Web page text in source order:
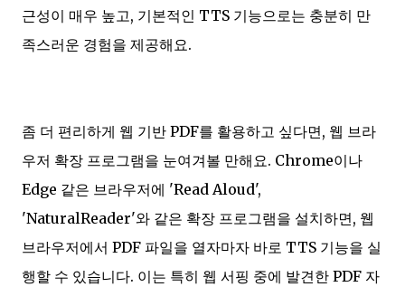
근성이 매우 높고, 기본적인 TTS 기능으로는 충분히 만
족스러운 경험을 제공해요.
좀 더 편리하게 웹 기반 PDF를 활용하고 싶다면, 웹 브라
우저 확장 프로그램을 눈여겨볼 만해요. Chrome이나
Edge 같은 브라우저에 'Read Aloud',
'NaturalReader'와 같은 확장 프로그램을 설치하면, 웹
브라우저에서 PDF 파일을 열자마자 바로 TTS 기능을 실
행할 수 있습니다. 이는 특히 웹 서핑 중에 발견한 PDF 자